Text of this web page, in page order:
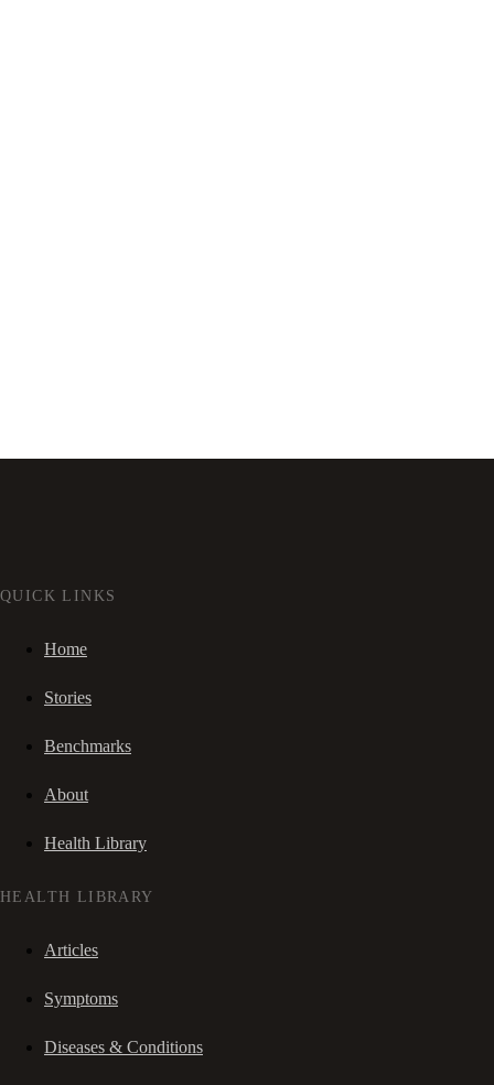
QUICK LINKS
Home
Stories
Benchmarks
About
Health Library
HEALTH LIBRARY
Articles
Symptoms
Diseases & Conditions